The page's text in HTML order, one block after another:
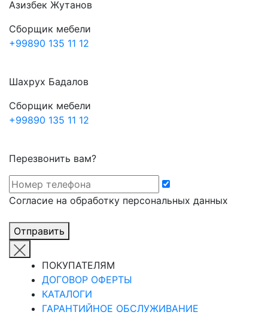
Азизбек Жутанов
Сборщик мебели
+99890 135 11 12
Шахрух Бадалов
Сборщик мебели
+99890 135 11 12
Перезвонить вам?
Cогласие на обработку персональных данных
Отправить
ПОКУПАТЕЛЯМ
ДОГОВОР ОФЕРТЫ
КАТАЛОГИ
ГАРАНТИЙНОЕ ОБСЛУЖИВАНИЕ